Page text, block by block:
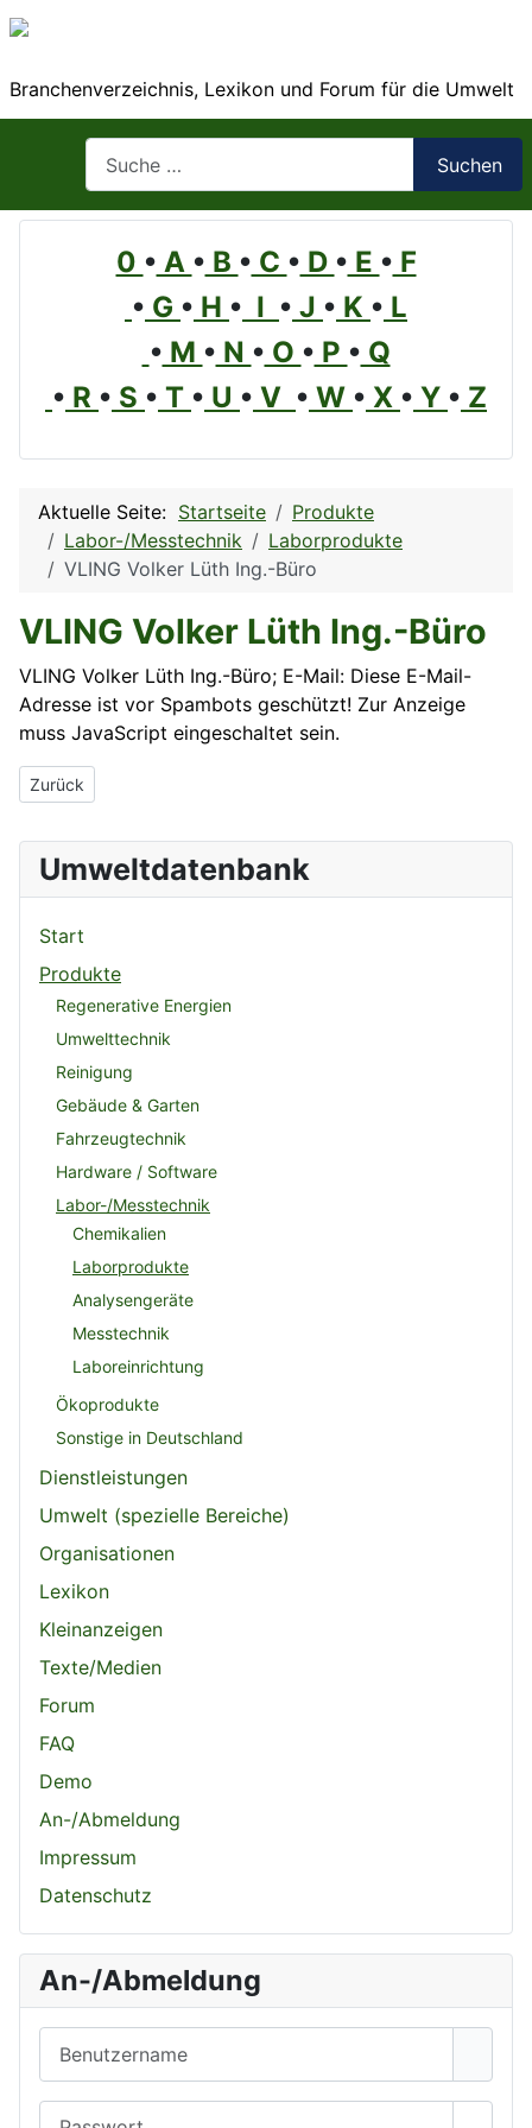
Branchenverzeichnis, Lexikon und Forum für die Umwelt
Suchen
0 • A • B • C • D • E • F
• G • H • I • J • K • L
• M • N • O • P • Q
• R • S • T • U • V • W • X • Y • Z
Aktuelle Seite: Startseite
Produkte
Labor-/Messtechnik
Laborprodukte
VLING Volker Lüth Ing.-Büro
VLING Volker Lüth Ing.-Büro
VLING Volker Lüth Ing.-Büro; E-Mail: Diese E-Mail-
Adresse ist vor Spambots geschützt! Zur Anzeige
muss JavaScript eingeschaltet sein.
Vorheriger Beitrag: Linseis Meßgeräte GmbH
Zurück
Umweltdatenbank
Start
Produkte
Regenerative Energien
Umwelttechnik
Reinigung
Gebäude & Garten
Fahrzeugtechnik
Hardware / Software
Labor-/Messtechnik
Chemikalien
Laborprodukte
Analysengeräte
Messtechnik
Laboreinrichtung
Ökoprodukte
Sonstige in Deutschland
Dienstleistungen
Umwelt (spezielle Bereiche)
Organisationen
Lexikon
Kleinanzeigen
Texte/Medien
Forum
FAQ
Demo
An-/Abmeldung
Impressum
Datenschutz
An-/Abmeldung